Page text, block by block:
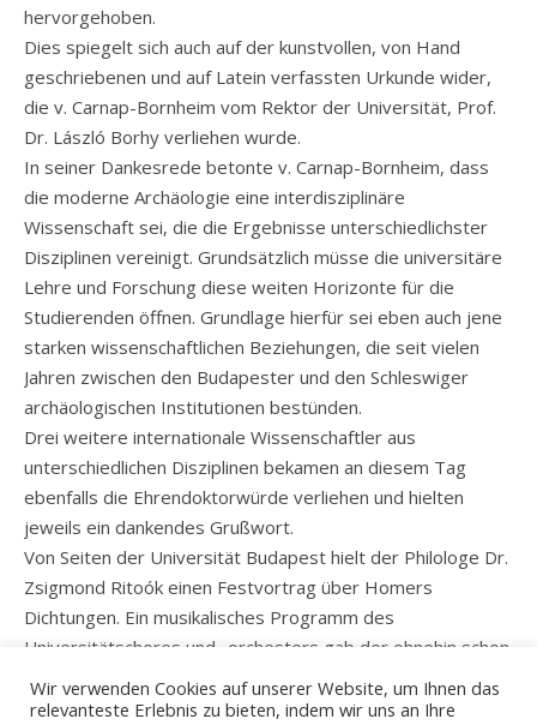
hervorgehoben.
Dies spiegelt sich auch auf der kunstvollen, von Hand
geschriebenen und auf Latein verfassten Urkunde wider,
die v. Carnap-Bornheim vom Rektor der Universität, Prof.
Dr. László Borhy verliehen wurde.
In seiner Dankesrede betonte v. Carnap-Bornheim, dass
die moderne Archäologie eine interdisziplinäre
Wissenschaft sei, die die Ergebnisse unterschiedlichster
Disziplinen vereinigt. Grundsätzlich müsse die universitäre
Lehre und Forschung diese weiten Horizonte für die
Studierenden öffnen. Grundlage hierfür sei eben auch jene
starken wissenschaftlichen Beziehungen, die seit vielen
Jahren zwischen den Budapester und den Schleswiger
archäologischen Institutionen bestünden.
Drei weitere internationale Wissenschaftler aus
unterschiedlichen Disziplinen bekamen an diesem Tag
ebenfalls die Ehrendoktorwürde verliehen und hielten
jeweils ein dankendes Grußwort.
Von Seiten der Universität Budapest hielt der Philologe Dr.
Zsigmond Ritoók einen Festvortrag über Homers
Dichtungen. Ein musikalisches Programm des
Universitätschores und -orchesters gab der ohnehin schon
sehr feierlichen Zeremonie einen würdigen Rahmen.
Wir verwenden Cookies auf unserer Website, um Ihnen das
relevanteste Erlebnis zu bieten, indem wir uns an Ihre